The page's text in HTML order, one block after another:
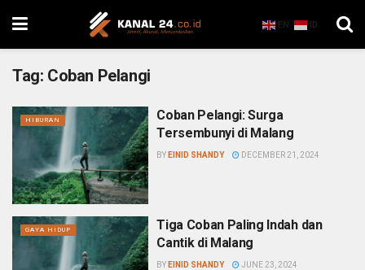
EN ID
Tag: Coban Pelangi
HIBURAN
Coban Pelangi: Surga
Tersembunyi di Malang
BY EINID SHANDY DECEMBER 21, 2024
GAYA HIDUP
Tiga Coban Paling Indah dan
Cantik di Malang
BY EINID SHANDY JUNE 23, 2024